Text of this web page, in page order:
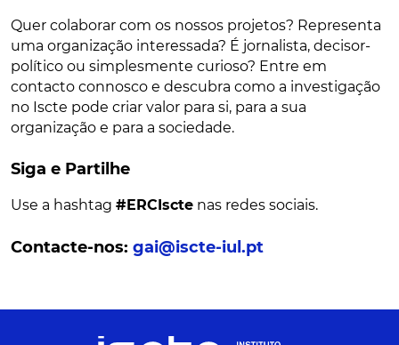
Quer colaborar com os nossos projetos? Representa
uma organização interessada? É jornalista, decisor-
político ou simplesmente curioso? Entre em
contacto connosco e descubra como a investigação
no Iscte pode criar valor para si, para a sua
organização e para a sociedade.
Siga e Partilhe
Use a hashtag #ERCIscte nas redes sociais.
Contacte-nos: gai@iscte-iul.pt